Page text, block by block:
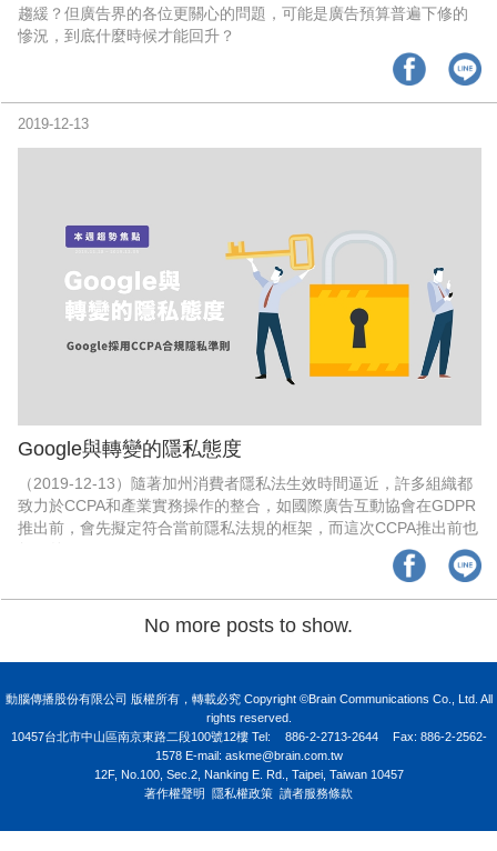
趨緩？但廣告界的各位更關心的問題，可能是廣告預算普遍下修的
慘況，到底什麼時候才能回升？
Google與轉變的隱私態度
（2019-12-13）隨著加州消費者隱私法生效時間逼近，許多組織都
致力於CCPA和產業實務操作的整合，如國際廣告互動協會在GDPR
推出前，會先擬定符合當前隱私法規的框架，而這次CCPA推出前也
2019-12-13
No more posts to show.
動腦傳播股份有限公司 版權所有，轉載必究 Copyright ©Brain Communications Co., Ltd. All
rights reserved.
10457台北市中山區南京東路二段100號12樓Tel: 886-2-2713-2644
Fax: 886-2-2562-
1578 E-mail: askme@brain.com.tw
12F, No.100, Sec.2, Nanking E. Rd., Taipei, Taiwan 10457
著作權聲明 隱私權政策 讀者服務條款